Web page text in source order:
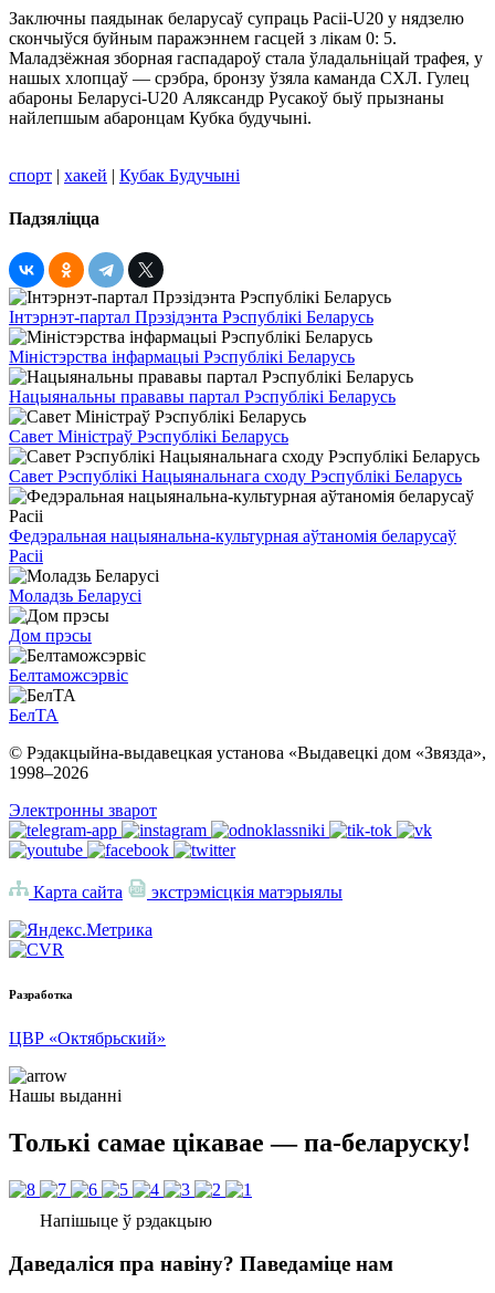
Заключны паядынак беларусаў супраць Расіі-U20 у нядзелю
скончыўся буйным паражэннем гасцей з лікам 0: 5.
Маладзёжная зборная гаспадароў стала ўладальніцай трафея, у
нашых хлопцаў — срэбра, бронзу ўзяла каманда СХЛ. Гулец
абароны Беларусі-U20 Аляксандр Русакоў быў прызнаны
найлепшым абаронцам Кубка будучыні.
спорт | хакей | Кубак Будучыні
Падзяліцца
Інтэрнэт-партал Прэзідэнта Рэспублікі Беларусь
Міністэрства інфармацыі Рэспублікі Беларусь
Нацыянальны прававы партал Рэспублікі Беларусь
Савет Міністраў Рэспублікі Беларусь
Савет Рэспублікі Нацыянальнага сходу Рэспублікі Беларусь
Федэральная нацыянальна-культурная аўтаномія беларусаў
Расіі
Моладзь Беларусі
Дом прэсы
Белтаможсэрвіс
БелТА
© Рэдакцыйна-выдавецкая установа «Выдавецкі дом «Звязда»,
1998–2026
Электронны зварот
Карта сайта экстрэмісцкія матэрыялы
Разработка
ЦВР «Октябрьский»
Нашы выданні
Толькі самае цікавае — па-беларуску!
Напішыце ў рэдакцыю
Даведаліся пра навіну? Паведаміце нам